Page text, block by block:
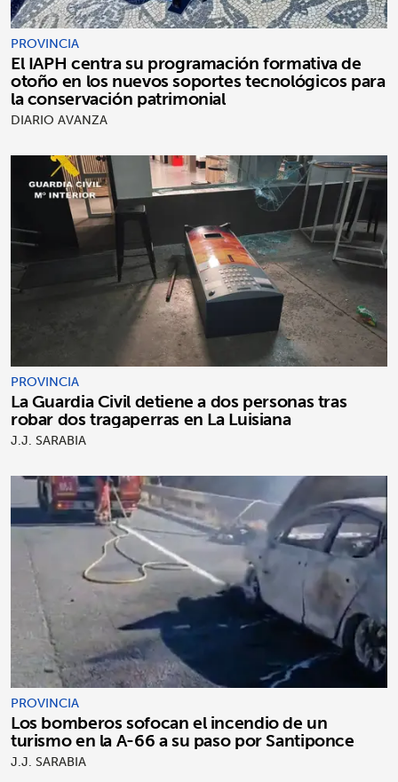
PROVINCIA
El IAPH centra su programación formativa de
otoño en los nuevos soportes tecnológicos para
la conservación patrimonial
DIARIO AVANZA
PROVINCIA
La Guardia Civil detiene a dos personas tras
robar dos tragaperras en La Luisiana
J.J. SARABIA
PROVINCIA
Los bomberos sofocan el incendio de un
turismo en la A-66 a su paso por Santiponce
J.J. SARABIA